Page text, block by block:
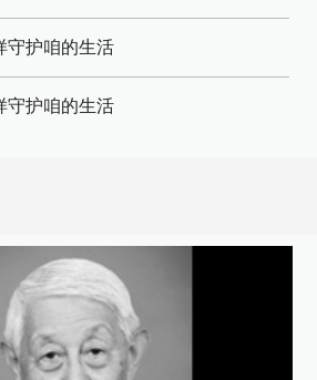
守护咱的生活
守护咱的生活